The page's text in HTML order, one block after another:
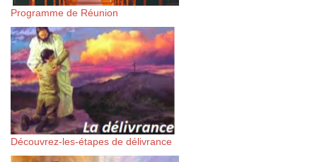
Programme de Réunion
Découvrez-les-étapes de délivrance